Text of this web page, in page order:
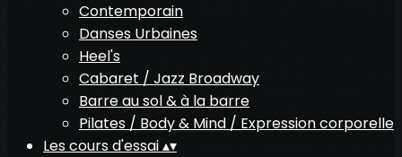
Contemporain
Danses Urbaines
Heel's
Cabaret / Jazz Broadway
Barre au sol & à la barre
Pilates / Body & Mind / Expression corporelle
Les cours d'essai▴▾